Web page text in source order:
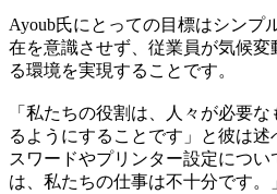
Ayoub氏にとっての目標はシンプ
在を意識させず、従業員が気候変
る環境を実現することです。
「私たちの役割は、人々が必要
るようにすることです」と彼は
スワードやプリンター設定につ
は、私たちの仕事は不十分です。